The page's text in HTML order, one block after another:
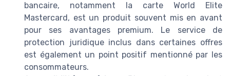
bancaire, notamment la carte World Elite
Mastercard, est un produit souvent mis en avant
pour ses avantages premium. Le service de
protection juridique inclus dans certaines offres
est également un point positif mentionné par les
consommateurs.